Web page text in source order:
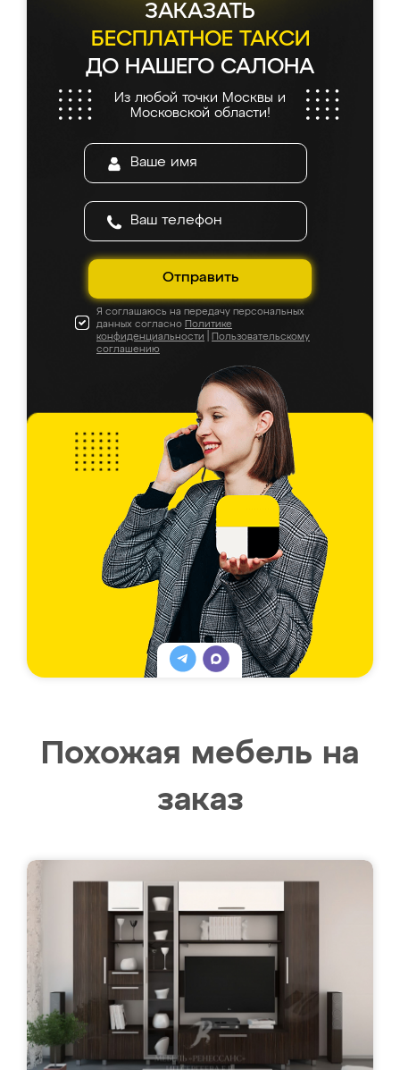
ЗАКАЗАТЬ
БЕСПЛАТНОЕ ТАКСИ
ДО НАШЕГО САЛОНА
Из любой точки Москвы и
Московской области!
Отправить
Я соглашаюсь на передачу персональных
данных согласно Политике
конфиденциальности
Пользовательскому
соглашению
Похожая мебель на
заказ